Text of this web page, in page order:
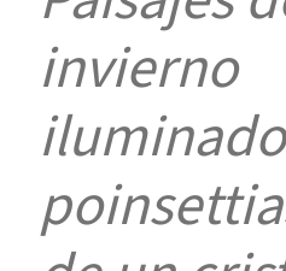
invierno